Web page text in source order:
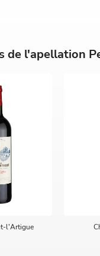
de l'apellation
l'Artigue